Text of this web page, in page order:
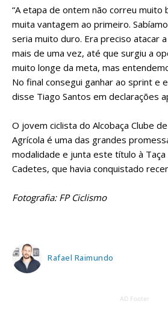
“A etapa de ontem não correu muito
muita vantagem ao primeiro.
seria muito duro. Era preciso atacar
mais de uma vez, até que surgiu a
muito longe da meta, mas
No final consegui ganhar ao sprint e
disse Tiago Santos em declarações
O jovem ciclista do Alcobaça Clube
Agrícola é uma das grandes
modalidade e junta este título à
Cadetes, que havia conquistado
Fotografia: FP Ciclismo
Rafael Raimundo
AD Footer